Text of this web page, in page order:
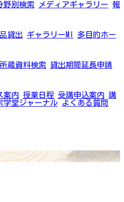
野別検索 メディアギャラリー 報
貸出 ギャラリーMI
多目的ホー
所蔵資料検索
貸出期間延長申請
案内 授業日程 受講申込案内 講
学堂ジャーナル よくある質問